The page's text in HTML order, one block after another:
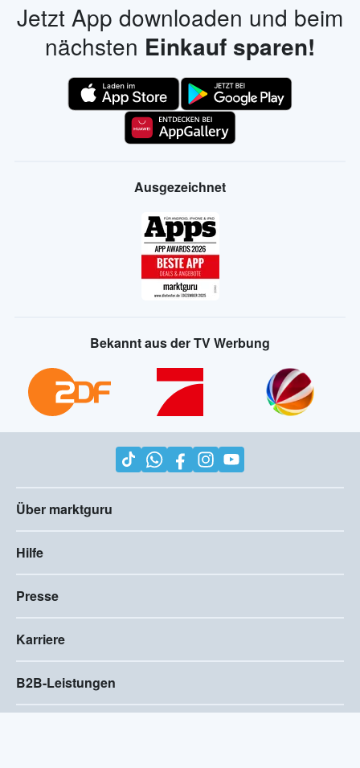
Jetzt App downloaden und beim
nächsten Einkauf sparen!
Ausgezeichnet
Bekannt aus der TV Werbung
Über marktguru
Hilfe
Presse
Karriere
B2B-Leistungen